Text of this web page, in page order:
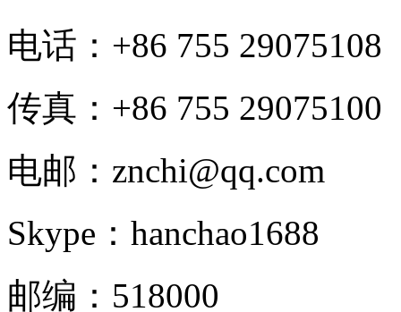
电话：+86 755 29075108
传真：+86 755 29075100
电邮：znchi@qq.com
Skype：hanchao1688
邮编：518000